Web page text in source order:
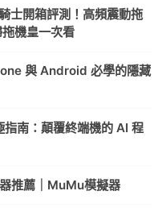
士開箱評測！高頻震動拖
機皇一次看
與 Android 必學的隱藏
南：顛覆終端機的 AI 程
推薦｜MuMu模擬器